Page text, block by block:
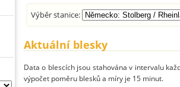
Výběr stanice:
Aktuální blesky
Data o blescích jsou stahována v intervalu
výpočet poměru blesků a míry je 15 minut.